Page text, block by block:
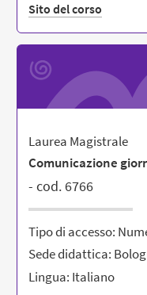
Sito del corso
Laurea Magistrale
Comunicazione
- cod. 6766
Tipo di accesso:
Sede didattica:
Lingua: Italiano